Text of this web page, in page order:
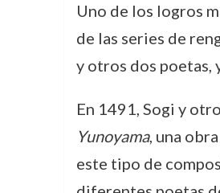
Uno de los logros
de las series de
y otros dos poetas,
En 1491, Sogi y
Yunoyama, una
este tipo de